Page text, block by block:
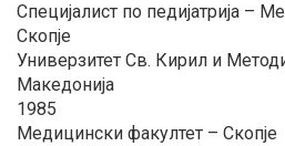
Специјалист по педијатрија –
Скопје
Универзитет Св. Кирил и
Македонија
1985
Медицински факултет – Скопје